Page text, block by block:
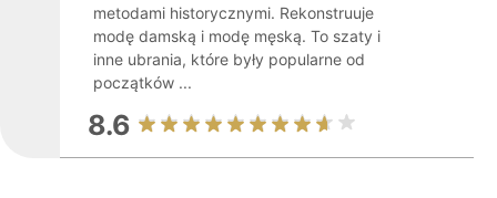
metodami historycznymi. Rekonstruuje
modę damską i modę męską. To szaty i
inne ubrania, które były popularne od
początków ...
8.6